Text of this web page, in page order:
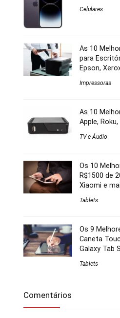
Celulares
As 10
para
Epson,
Impressoras
As 10
Apple,
TV e Áudio
Os 10
R$1500 de
Xiaomi e
Tablets
Os 9
Caneta
Galaxy Tab
Tablets
Comentários